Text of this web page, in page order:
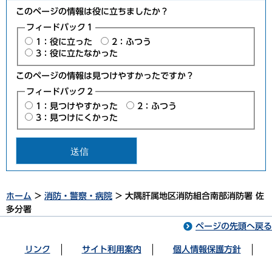
このページの情報は役に立ちましたか？
フィードバック１
1：役に立った
2：ふつう
3：役に立たなかった
このページの情報は見つけやすかったですか？
フィードバック２
1：見つけやすかった
2：ふつう
3：見つけにくかった
ホーム > 消防・警察・病院 > 大隅肝属地区消防組合南部消防署 佐
多分署
ページの先頭へ戻る
リンク サイト利用案内 個人情報保護方針